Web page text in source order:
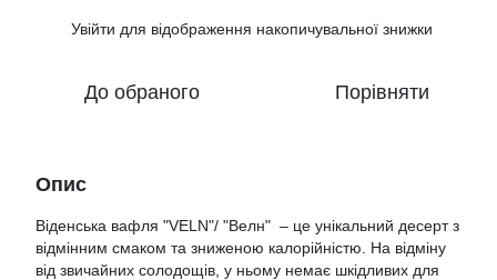
Увійти для відображення накопичувальної знижки
До обраного Порівняти
Опис
Віденська вафля "VELN"/ "Велн" – це унікальний десерт з
відмінним смаком та зниженою калорійністю. На відміну
від звичайних солодощів, у ньому немає шкідливих для